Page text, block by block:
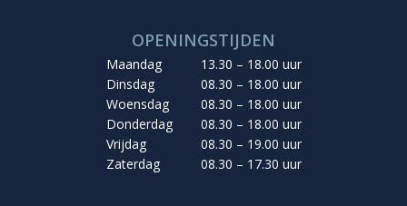
OPENINGSTIJDEN
Maandag
13.30 – 18.00 uur
Dinsdag
08.30 – 18.00 uur
Woensdag
08.30 – 18.00 uur
Donderdag
08.30 – 18.00 uur
Vrijdag
08.30 – 19.00 uur
Zaterdag
08.30 – 17.30 uur